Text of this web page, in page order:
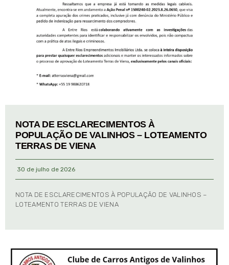
NOTA DE ESCLARECIMENTOS À
POPULAÇÃO DE VALINHOS – LOTEAMENTO
TERRAS DE VIENA
30 de julho de 2026
NOTA DE ESCLARECIMENTOS À POPULAÇÃO DE VALINHOS –
LOTEAMENTO TERRAS DE VIENA